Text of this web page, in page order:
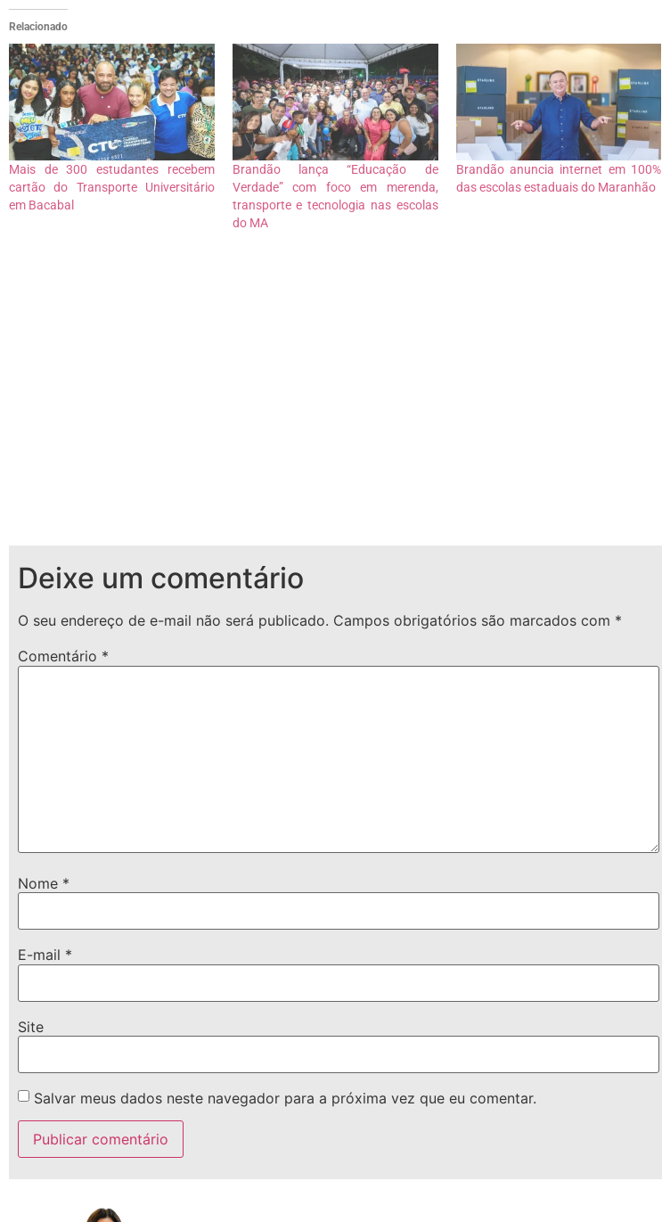
Relacionado
Mais de 300 estudantes recebem
cartão do Transporte Universitário
em Bacabal
Brandão lança “Educação de
Verdade” com foco em merenda,
transporte e tecnologia nas escolas
do MA
Brandão anuncia internet em 100%
das escolas estaduais do Maranhão
Deixe um comentário
O seu endereço de e-mail não será publicado. Campos obrigatórios são marcados com *
Comentário *
Nome *
E-mail *
Site
Salvar meus dados neste navegador para a próxima vez que eu comentar.